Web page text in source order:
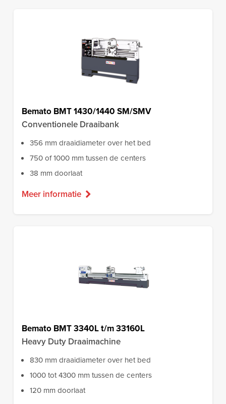
Bemato BMT 1430/1440 SM/SMV
Conventionele Draaibank
356 mm draaidiameter over het bed
750 of 1000 mm tussen de centers
38 mm doorlaat
Meer informatie
Bemato BMT 3340L t/m 33160L
Heavy Duty Draaimachine
830 mm draaidiameter over het bed
1000 tot 4300 mm tussen de centers
120 mm doorlaat